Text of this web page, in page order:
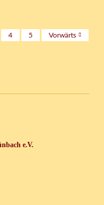
4 5
Vorwärts
e.V.